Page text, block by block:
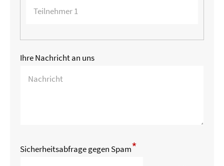
Ihre Nachricht an uns
Sicherheitsabfrage gegen Spam*